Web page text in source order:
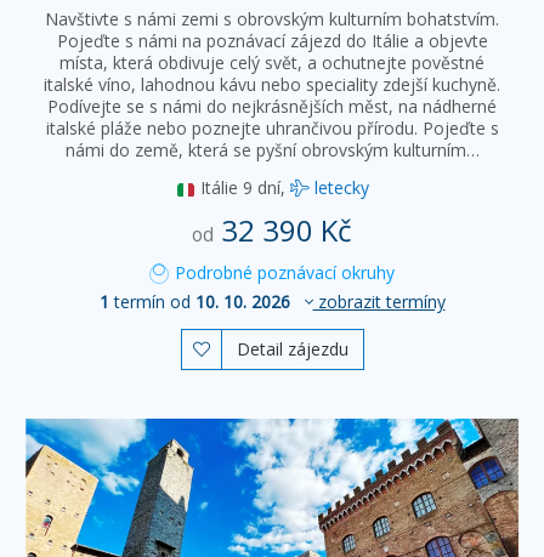
Navštivte s námi zemi s obrovským kulturním bohatstvím.
Pojeďte s námi na poznávací zájezd do Itálie a objevte
místa, která obdivuje celý svět, a ochutnejte pověstné
italské víno, lahodnou kávu nebo speciality zdejší kuchyně.
Podívejte se s námi do nejkrásnějších měst, na nádherné
italské pláže nebo poznejte uhrančivou přírodu. Pojeďte s
námi do země, která se pyšní obrovským kulturním…
Itálie 9 dní, letecky
od 32 390 Kč
Podrobné poznávací okruhy
1 termín od 10. 10. 2026 zobrazit termíny
 Detail zájezdu